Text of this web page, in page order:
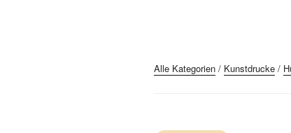
Alle Kategorien / Kunstdrucke /